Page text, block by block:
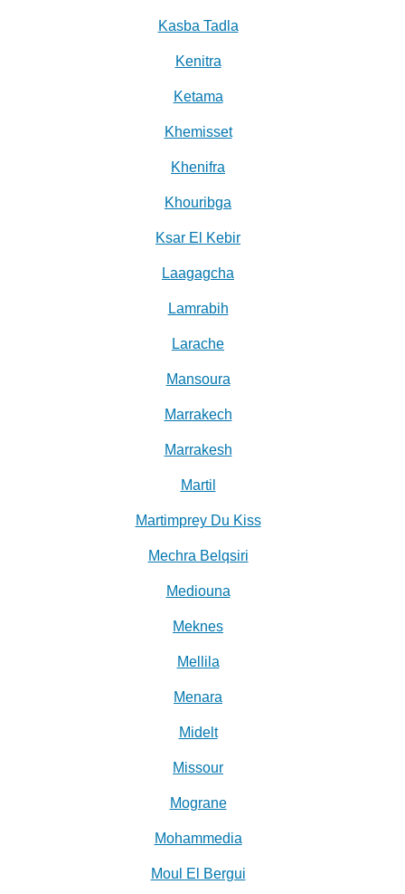
Kasba Tadla
Kenitra
Ketama
Khemisset
Khenifra
Khouribga
Ksar El Kebir
Laagagcha
Lamrabih
Larache
Mansoura
Marrakech
Marrakesh
Martil
Martimprey Du Kiss
Mechra Belqsiri
Mediouna
Meknes
Mellila
Menara
Midelt
Missour
Mograne
Mohammedia
Moul El Bergui